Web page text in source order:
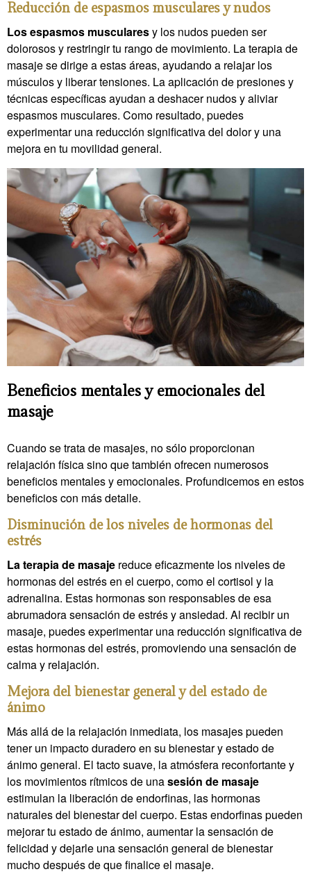
Reducción de espasmos musculares y nudos
Los espasmos muscularesy los nudos pueden ser
dolorosos y restringir tu rango de movimiento. La terapia de
masaje se dirige a estas áreas, ayudando a relajar los
músculos y liberar tensiones. La aplicación de presiones y
técnicas específicas ayudan a deshacer nudos y aliviar
espasmos musculares. Como resultado, puedes
experimentar una reducción significativa del dolor y una
mejora en tu movilidad general.
Beneficios mentales y emocionales del
masaje
Cuando se trata de masajes, no sólo proporcionan
relajación física sino que también ofrecen numerosos
beneficios mentales y emocionales. Profundicemos en estos
beneficios con más detalle.
Disminución de los niveles de hormonas del
estrés
La terapia de masaje reduce eficazmente los niveles de
hormonas del estrés en el cuerpo, como el cortisol y la
adrenalina. Estas hormonas son responsables de esa
abrumadora sensación de estrés y ansiedad. Al recibir un
masaje, puedes experimentar una reducción significativa de
estas hormonas del estrés, promoviendo una sensación de
calma y relajación.
Mejora del bienestar general y del estado de
ánimo
Más allá de la relajación inmediata, los masajes pueden
tener un impacto duradero en su bienestar y estado de
ánimo general. El tacto suave, la atmósfera reconfortante y
los movimientos rítmicos de unasesión de masaje
estimulan la liberación de endorfinas, las hormonas
naturales del bienestar del cuerpo. Estas endorfinas pueden
mejorar tu estado de ánimo, aumentar la sensación de
felicidad y dejarle una sensación general de bienestar
mucho después de que finalice el masaje.